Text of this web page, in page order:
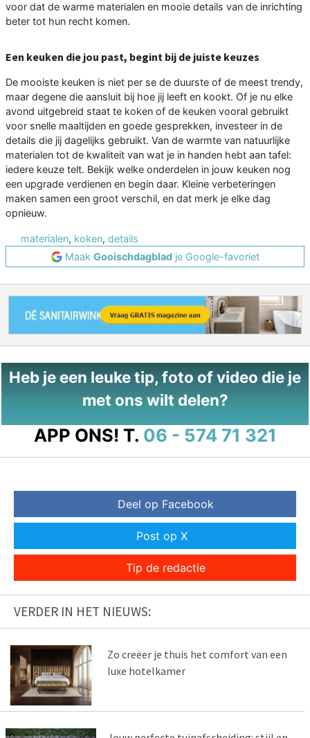
voor dat de warme materialen en mooie details van de inrichting
beter tot hun recht komen.
Een keuken die jou past, begint bij de juiste keuzes
De mooiste keuken is niet per se de duurste of de meest trendy,
maar degene die aansluit bij hoe jij leeft en kookt. Of je nu elke
avond uitgebreid staat te koken of de keuken vooral gebruikt
voor snelle maaltijden en goede gesprekken, investeer in de
details die jij dagelijks gebruikt. Van de warmte van natuurlijke
materialen tot de kwaliteit van wat je in handen hebt aan tafel:
iedere keuze telt. Bekijk welke onderdelen in jouw keuken nog
een upgrade verdienen en begin daar. Kleine verbeteringen
maken samen een groot verschil, en dat merk je elke dag
opnieuw.
materialen, koken, details
Maak Gooischdagbladje Google-favoriet
Heb je een leuke tip, foto of video die je
met ons wilt delen?
APP ONS! T. 06 - 574 71 321
Deel op Facebook
Post op X
Tip de redactie
VERDER IN HET NIEUWS:
Zo creëer je thuis het comfort van een
luxe hotelkamer